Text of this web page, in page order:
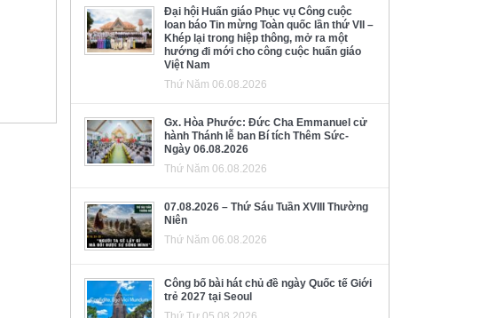
Đại hội Huấn giáo Phục vụ Công cuộc
loan báo Tin mừng Toàn quốc lần thứ VII –
Khép lại trong hiệp thông, mở ra một
hướng đi mới cho công cuộc huấn giáo
Việt Nam
Thứ Năm 06.08.2026
Gx. Hòa Phước: Đức Cha Emmanuel cử
hành Thánh lễ ban Bí tích Thêm Sức-
Ngày 06.08.2026
Thứ Năm 06.08.2026
07.08.2026 – Thứ Sáu Tuần XVIII Thường
Niên
Thứ Năm 06.08.2026
Công bố bài hát chủ đề ngày Quốc tế Giới
trẻ 2027 tại Seoul